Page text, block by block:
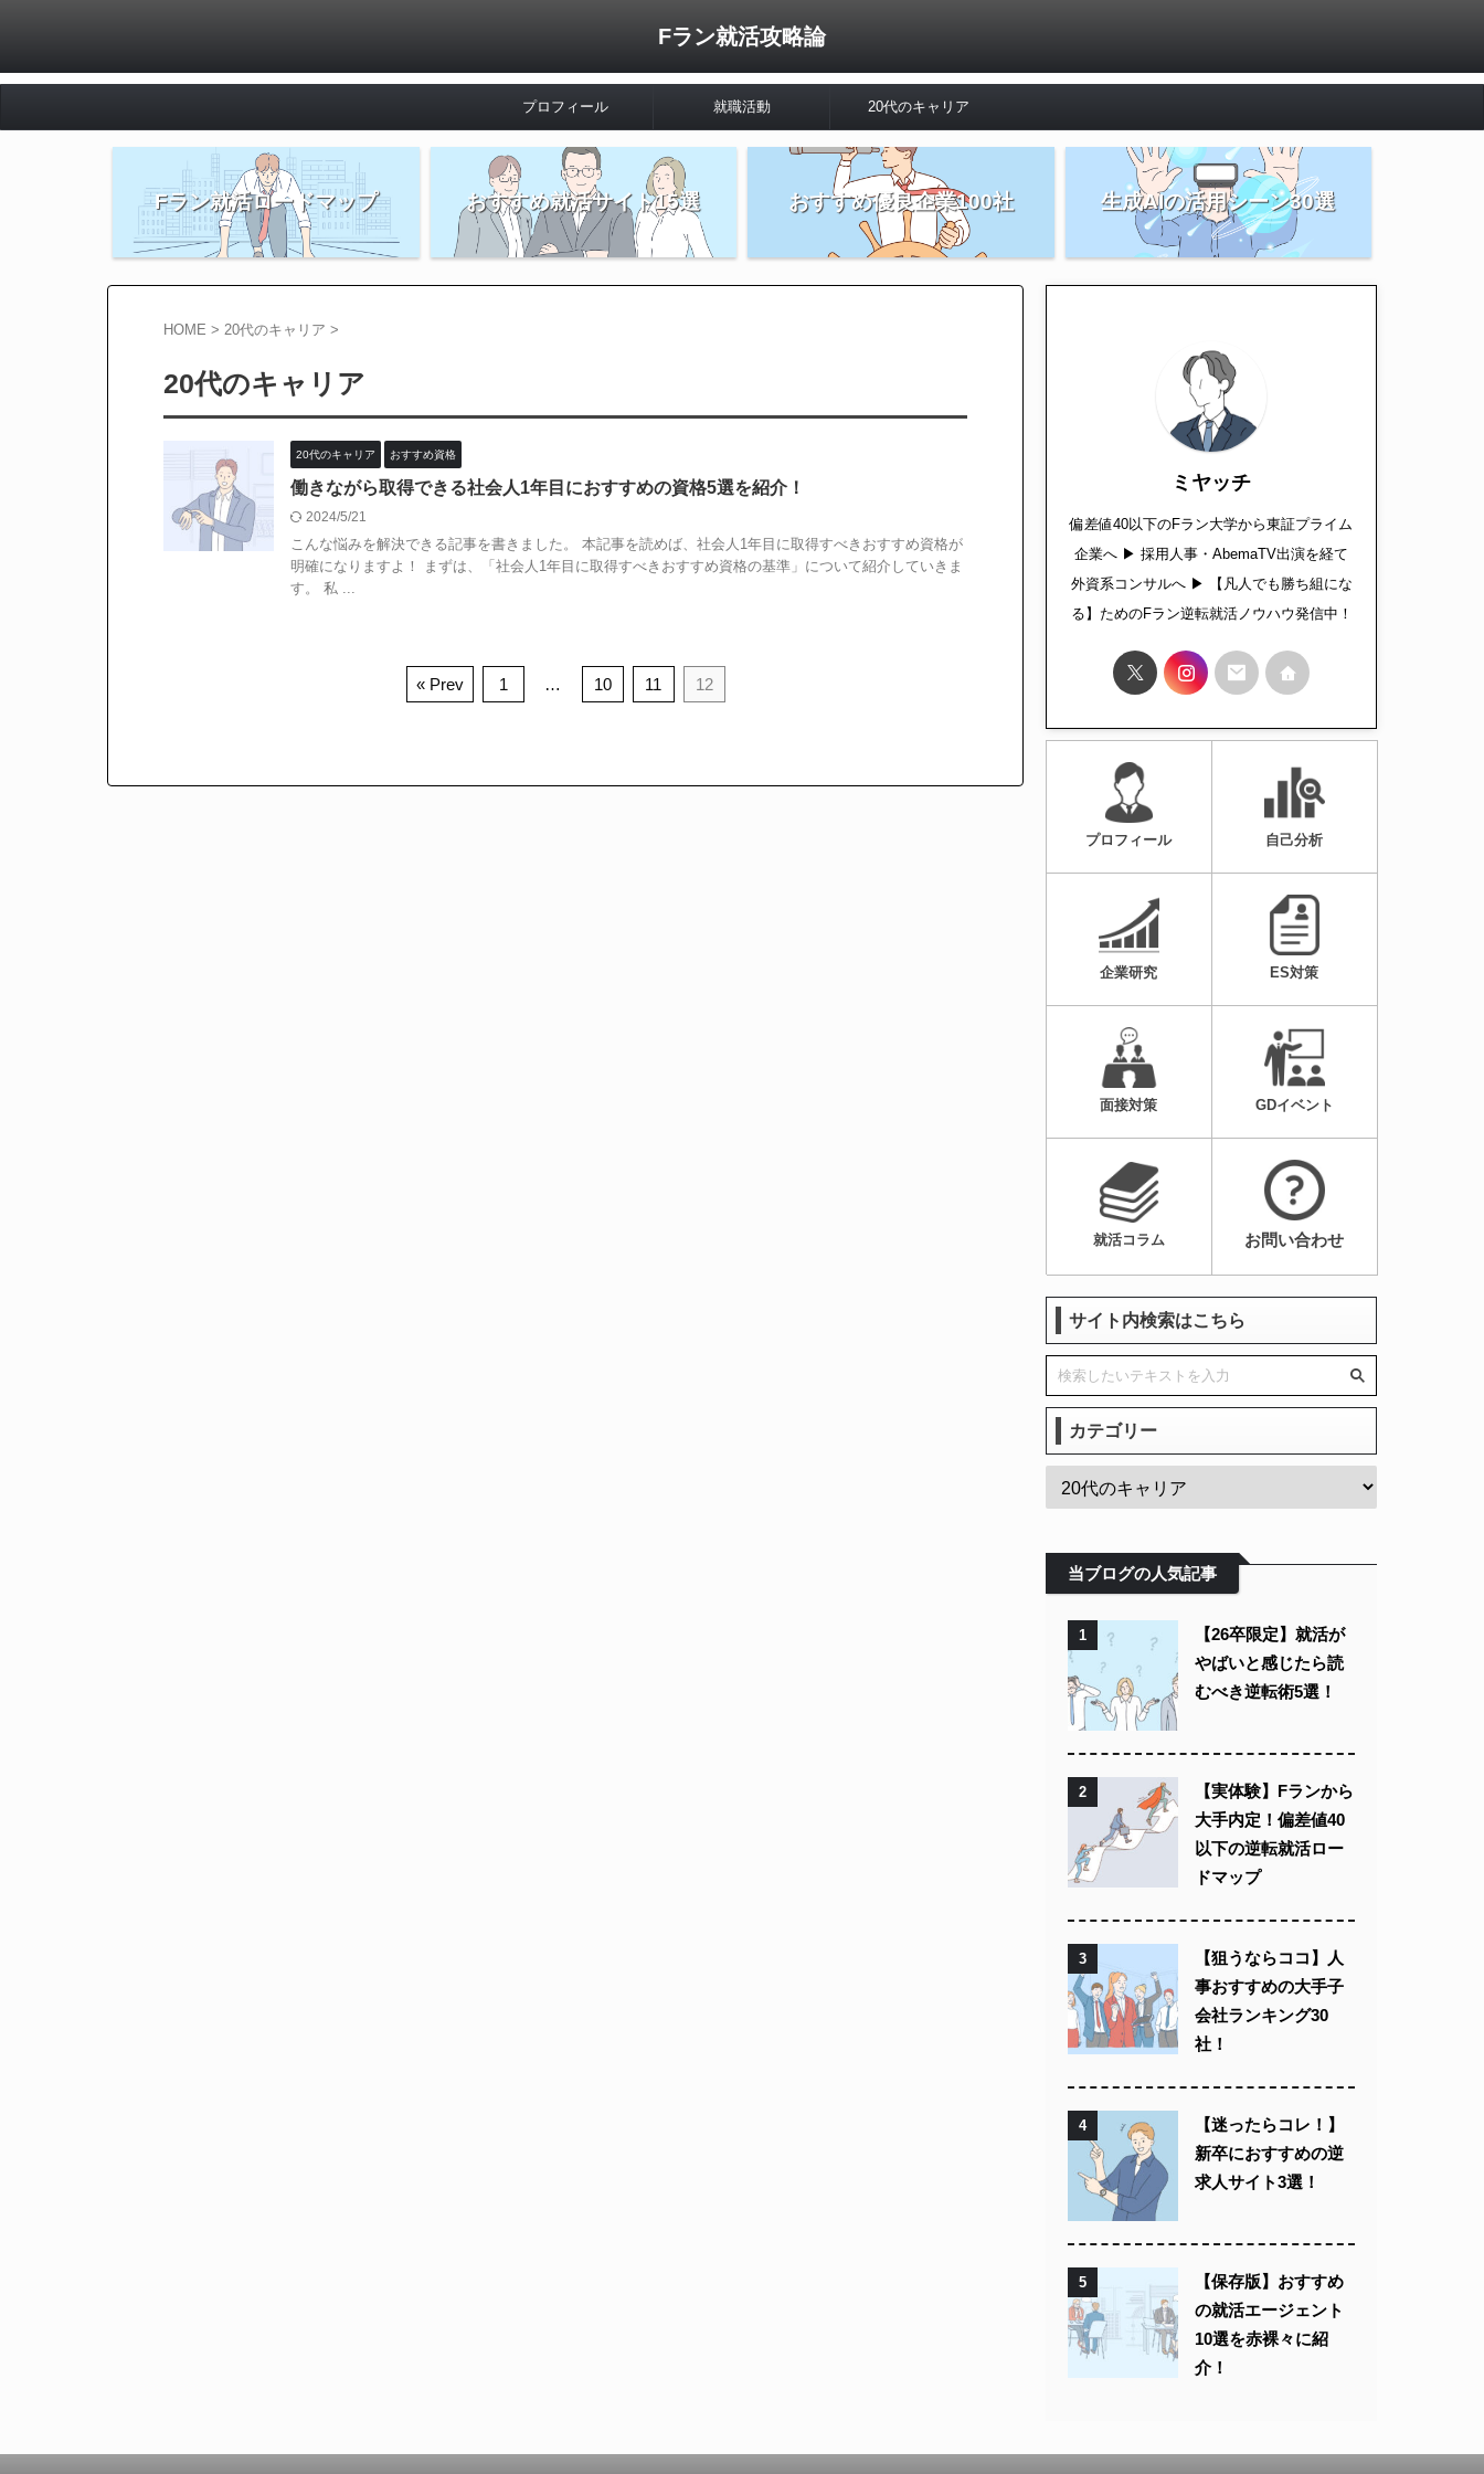
Fラン就活攻略論
プロフィール 就職活動 20代のキャリア
Fラン就活ロードマップ おすすめ就活サイト15選 おすすめ優良企業100社 生成AIの活用シーン30選
HOME > 20代のキャリア >
20代のキャリア
20代のキャリア おすすめ資格
働きながら取得できる社会人1年目におすすめの資格5選を紹介！
2024/5/21
こんな悩みを解決できる記事を書きました。 本記事を読めば、社会人1年目に取得すべきおすすめ資格が
明確になりますよ！ まずは、「社会人1年目に取得すべきおすすめ資格の基準」について紹介していきま
す。 私 ...
« Prev 1 … 10 11 12
ミヤッチ
偏差値40以下のFラン大学から東証プライム
企業へ ▶︎ 採用人事・AbemaTV出演を経て
外資系コンサルへ ▶︎ 【凡人でも勝ち組にな
る】ためのFラン逆転就活ノウハウ発信中！
プロフィール 自己分析
企業研究 ES対策
面接対策 GDイベント
就活コラム お問い合わせ
サイト内検索はこちら
カテゴリー
当ブログの人気記事
1
【26卒限定】就活が
やばいと感じたら読
むべき逆転術5選！
2
【実体験】Fランから
大手内定！偏差値40
以下の逆転就活ロー
ドマップ
3
【狙うならココ】人
事おすすめの大手子
会社ランキング30
社！
4
【迷ったらコレ！】
新卒におすすめの逆
求人サイト3選！
5
【保存版】おすすめ
の就活エージェント
10選を赤裸々に紹
介！